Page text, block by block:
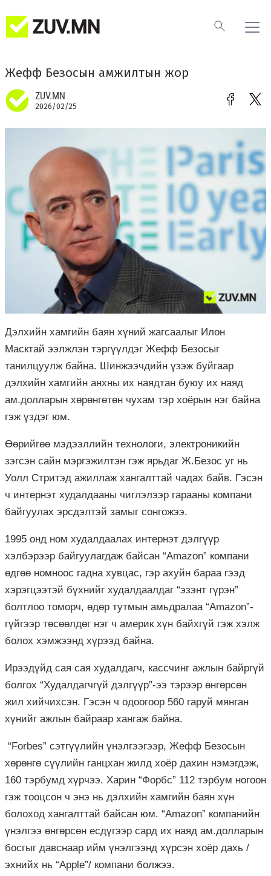
Жефф Безосын амжилтын жор
ZUV.MN
2026/02/25
Дэлхийн хамгийн баян хүний жагсаалыг Илон
Масктай ээлжлэн тэргүүлдэг Жефф Безосыг
танилцуулж байна. Шинжээчдийн үзэж буйгаар
дэлхийн хамгийн анхны их наядтан буюу их наяд
ам.долларын хөрөнгөтөн чухам тэр хоёрын нэг байна
гэж үздэг юм.
Өөрийгөө мэдээллийн технологи, электроникийн
зэгсэн сайн мэргэжилтэн гэж ярьдаг Ж.Безос уг нь
Уолл Стритэд ажиллаж хангалттай чадах байв. Гэсэн
ч интернэт худалдааны чиглэлээр гарааны компани
байгуулах эрсдэлтэй замыг сонгожээ.
1995 онд ном худалдаалах интернэт дэлгүүр
хэлбэрээр байгуулагдаж байсан “Amazon” компани
өдгөө номноос гадна хувцас, гэр ахуйн бараа гээд
хэрэгцээтэй бүхнийг худалдаалдаг “эзэнт гүрэн”
болтлоо томорч, өдөр тутмын амьдралаа “Amazon”-
гүйгээр төсөөлдөг нэг ч америк хүн байхгүй гэж хэлж
болох хэмжээнд хүрээд байна.
Ирээдүйд сая сая худалдагч, кассчинг ажлын байргүй
болгох “Худалдагчгүй дэлгүүр”-ээ тэрээр өнгөрсөн
жил хийчихсэн. Гэсэн ч одоогоор 560 гаруй мянган
хүнийг ажлын байраар хангаж байна.
“Forbes” сэтгүүлийн үнэлгээгээр, Жефф Безосын
хөрөнгө сүүлийн ганцхан жилд хоёр дахин нэмэгдэж,
160 тэрбумд хүрчээ. Харин “Форбс” 112 тэрбум ногоон
гэж тооцсон ч энэ нь дэлхийн хамгийн баян хүн
болоход хангалттай байсан юм. “Amazon” компанийн
үнэлгээ өнгөрсөн есдүгээр сард их наяд ам.долларын
босгыг давснаар ийм үнэлгээнд хүрсэн хоёр дахь /
эхнийх нь “Apple”/ компани болжээ.